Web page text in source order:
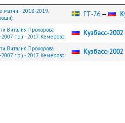
матчи - 2018-2019.
ГТ-76 —
Виталия Прохорова
г.р.) - 2017. Кемерово
Кузбасс-2002
Виталия Прохорова
г.р.) - 2017. Кемерово
Кузбасс-2002